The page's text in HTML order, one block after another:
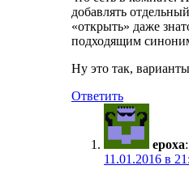
добавлять
«открыть» даже
подходящим
Ну это так,
Ответить
epoxa:
11.01.2016 в